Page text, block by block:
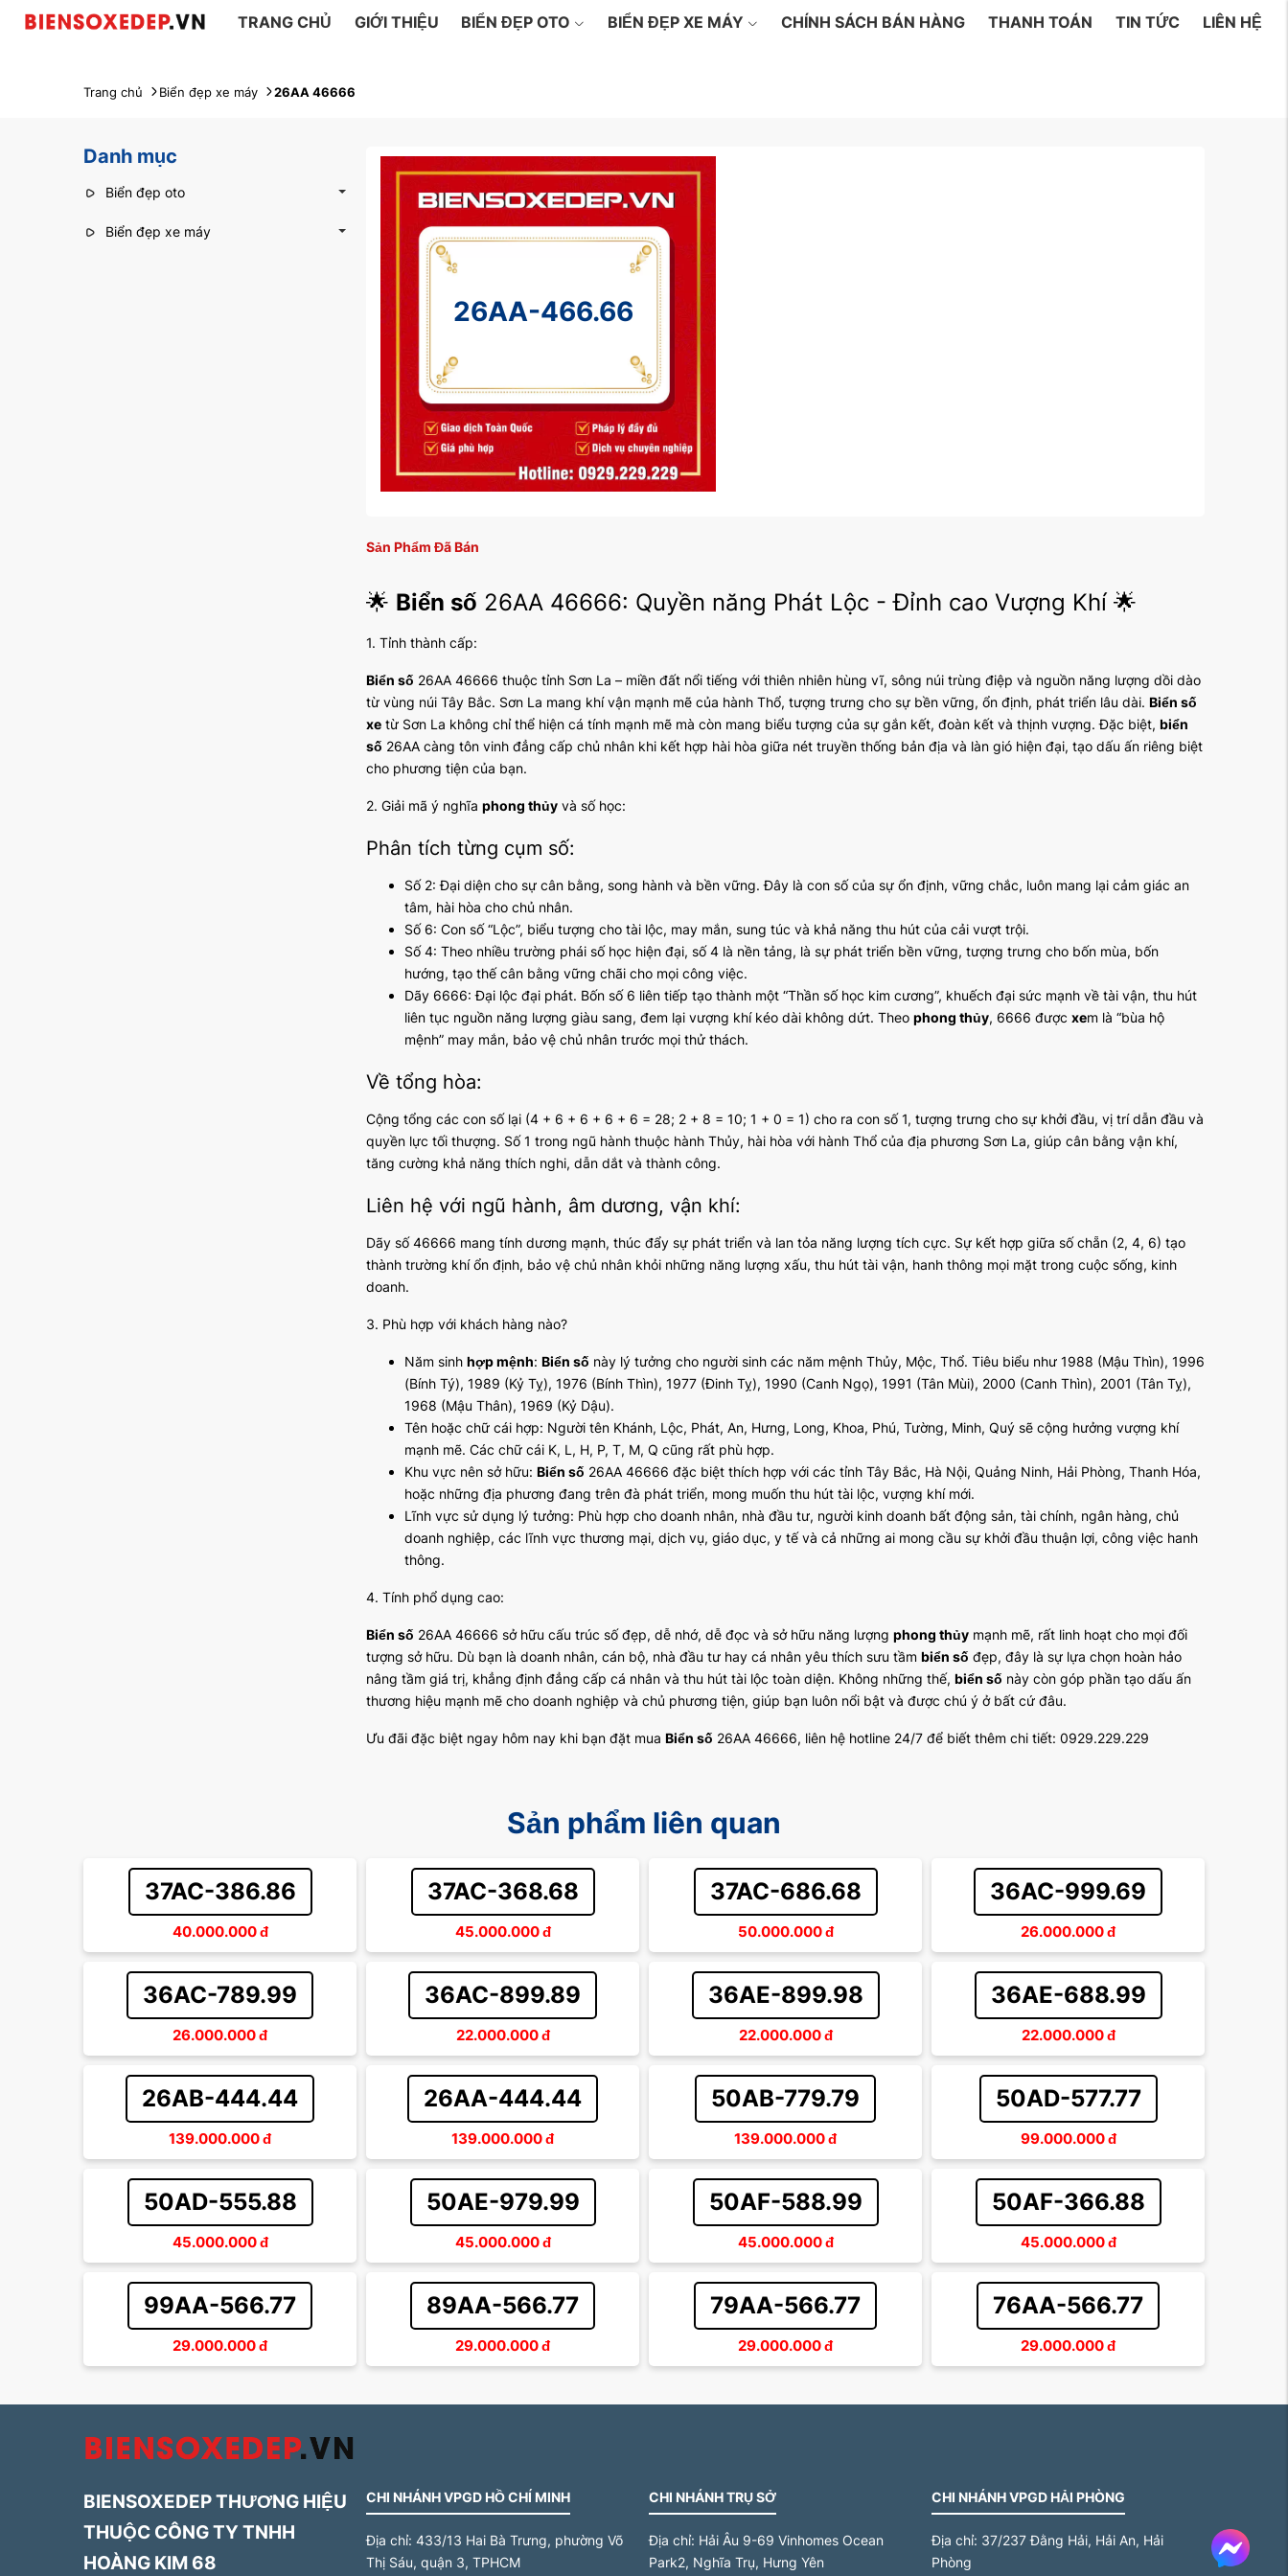
TRANG CHỦ GIỚI THIỆU BIỂN ĐẸP OTO BIỂN ĐẸP XE MÁY CHÍNH SÁCH BÁN HÀNG THANH TOÁN TIN TỨC LIÊN HỆ
Trang chủ Biển đẹp xe máy 26AA 46666
Danh mục
Biển đẹp oto
Biển đẹp xe máy
26AA-466.66
Sản Phẩm Đã Bán
🌟 Biển số 26AA 46666: Quyền năng Phát Lộc - Đỉnh cao Vượng Khí 🌟
1. Tỉnh thành cấp:
Biển số 26AA 46666 thuộc tỉnh Sơn La – miền đất nổi tiếng với thiên nhiên hùng vĩ, sông núi trùng điệp và nguồn năng lượng dồi dào
từ vùng núi Tây Bắc. Sơn La mang khí vận mạnh mẽ của hành Thổ, tượng trưng cho sự bền vững, ổn định, phát triển lâu dài. Biển số
xe từ Sơn La không chỉ thể hiện cá tính mạnh mẽ mà còn mang biểu tượng của sự gắn kết, đoàn kết và thịnh vượng. Đặc biệt, biển
số 26AA càng tôn vinh đẳng cấp chủ nhân khi kết hợp hài hòa giữa nét truyền thống bản địa và làn gió hiện đại, tạo dấu ấn riêng biệt
cho phương tiện của bạn.
2. Giải mã ý nghĩa phong thủy và số học:
Phân tích từng cụm số:
Số 2: Đại diện cho sự cân bằng, song hành và bền vững. Đây là con số của sự ổn định, vững chắc, luôn mang lại cảm giác an
tâm, hài hòa cho chủ nhân.
Số 6: Con số “Lộc”, biểu tượng cho tài lộc, may mắn, sung túc và khả năng thu hút của cải vượt trội.
Số 4: Theo nhiều trường phái số học hiện đại, số 4 là nền tảng, là sự phát triển bền vững, tượng trưng cho bốn mùa, bốn
hướng, tạo thế cân bằng vững chãi cho mọi công việc.
Dãy 6666: Đại lộc đại phát. Bốn số 6 liên tiếp tạo thành một “Thần số học kim cương”, khuếch đại sức mạnh về tài vận, thu hút
liên tục nguồn năng lượng giàu sang, đem lại vượng khí kéo dài không dứt. Theo phong thủy, 6666 được xem là “bùa hộ
mệnh” may mắn, bảo vệ chủ nhân trước mọi thử thách.
Về tổng hòa:
Cộng tổng các con số lại (4 + 6 + 6 + 6 + 6 = 28; 2 + 8 = 10; 1 + 0 = 1) cho ra con số 1, tượng trưng cho sự khởi đầu, vị trí dẫn đầu và
quyền lực tối thượng. Số 1 trong ngũ hành thuộc hành Thủy, hài hòa với hành Thổ của địa phương Sơn La, giúp cân bằng vận khí,
tăng cường khả năng thích nghi, dẫn dắt và thành công.
Liên hệ với ngũ hành, âm dương, vận khí:
Dãy số 46666 mang tính dương mạnh, thúc đẩy sự phát triển và lan tỏa năng lượng tích cực. Sự kết hợp giữa số chẵn (2, 4, 6) tạo
thành trường khí ổn định, bảo vệ chủ nhân khỏi những năng lượng xấu, thu hút tài vận, hanh thông mọi mặt trong cuộc sống, kinh
doanh.
3. Phù hợp với khách hàng nào?
Năm sinh hợp mệnh: Biển số này lý tưởng cho người sinh các năm mệnh Thủy, Mộc, Thổ. Tiêu biểu như 1988 (Mậu Thìn), 1996
(Bính Tý), 1989 (Kỷ Tỵ), 1976 (Bính Thìn), 1977 (Đinh Tỵ), 1990 (Canh Ngọ), 1991 (Tân Mùi), 2000 (Canh Thìn), 2001 (Tân Tỵ),
1968 (Mậu Thân), 1969 (Kỷ Dậu).
Tên hoặc chữ cái hợp: Người tên Khánh, Lộc, Phát, An, Hưng, Long, Khoa, Phú, Tường, Minh, Quý sẽ cộng hưởng vượng khí
mạnh mẽ. Các chữ cái K, L, H, P, T, M, Q cũng rất phù hợp.
Khu vực nên sở hữu: Biển số 26AA 46666 đặc biệt thích hợp với các tỉnh Tây Bắc, Hà Nội, Quảng Ninh, Hải Phòng, Thanh Hóa,
hoặc những địa phương đang trên đà phát triển, mong muốn thu hút tài lộc, vượng khí mới.
Lĩnh vực sử dụng lý tưởng: Phù hợp cho doanh nhân, nhà đầu tư, người kinh doanh bất động sản, tài chính, ngân hàng, chủ
doanh nghiệp, các lĩnh vực thương mại, dịch vụ, giáo dục, y tế và cả những ai mong cầu sự khởi đầu thuận lợi, công việc hanh
thông.
4. Tính phổ dụng cao:
Biển số 26AA 46666 sở hữu cấu trúc số đẹp, dễ nhớ, dễ đọc và sở hữu năng lượng phong thủy mạnh mẽ, rất linh hoạt cho mọi đối
tượng sở hữu. Dù bạn là doanh nhân, cán bộ, nhà đầu tư hay cá nhân yêu thích sưu tầm biển số đẹp, đây là sự lựa chọn hoàn hảo
nâng tầm giá trị, khẳng định đẳng cấp cá nhân và thu hút tài lộc toàn diện. Không những thế, biển số này còn góp phần tạo dấu ấn
thương hiệu mạnh mẽ cho doanh nghiệp và chủ phương tiện, giúp bạn luôn nổi bật và được chú ý ở bất cứ đâu.
Ưu đãi đặc biệt ngay hôm nay khi bạn đặt mua Biển số 26AA 46666, liên hệ hotline 24/7 để biết thêm chi tiết: 0929.229.229
Sản phẩm liên quan
37AC-386.86
40.000.000đ
37AC-368.68
45.000.000đ
37AC-686.68
50.000.000đ
36AC-999.69
26.000.000đ
36AC-789.99
26.000.000đ
36AC-899.89
22.000.000đ
36AE-899.98
22.000.000đ
36AE-688.99
22.000.000đ
26AB-444.44
139.000.000đ
26AA-444.44
139.000.000đ
50AB-779.79
139.000.000đ
50AD-577.77
99.000.000đ
50AD-555.88
45.000.000đ
50AE-979.99
45.000.000đ
50AF-588.99
45.000.000đ
50AF-366.88
45.000.000đ
99AA-566.77
29.000.000đ
89AA-566.77
29.000.000đ
79AA-566.77
29.000.000đ
76AA-566.77
29.000.000đ
BIENSOXEDEP THƯƠNG HIỆU
THUỘC CÔNG TY TNHH
HOÀNG KIM 68
CHI NHÁNH VPGD HỒ CHÍ MINH
Địa chỉ: 433/13 Hai Bà Trưng, phường Võ
Thị Sáu, quận 3, TPHCM
CHI NHÁNH TRỤ SỞ
Địa chỉ: Hải Âu 9-69 Vinhomes Ocean
Park2, Nghĩa Trụ, Hưng Yên
CHI NHÁNH VPGD HẢI PHÒNG
Địa chỉ: 37/237 Đằng Hải, Hải An, Hải
Phòng